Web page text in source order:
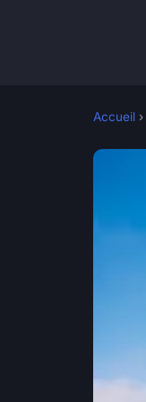
Accueil ›